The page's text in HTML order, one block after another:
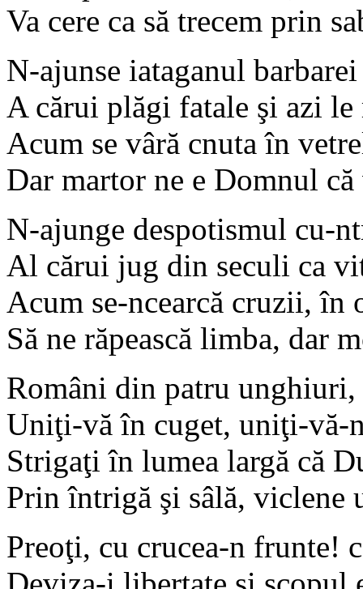
Va cere ca să trecem prin
N-ajunse iataganul
A cărui plăgi fatale şi azi
Acum se vâră cnuta în
Dar martor ne e Domnul
N-ajunge despotismul cu-
Al cărui jug din seculi ca
Acum se-ncearcă cruzii, în
Să ne răpească limba, dar
Români din patru
Uniţi-vă în cuget, uniţi-vă-
Strigaţi în lumea largă că
Prin întrigă şi sâlă, viclene
Preoţi, cu crucea-n frunte!